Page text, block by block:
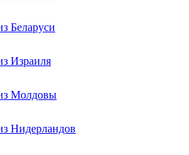
Беларуси
Израиля
Молдовы
Нидерландов